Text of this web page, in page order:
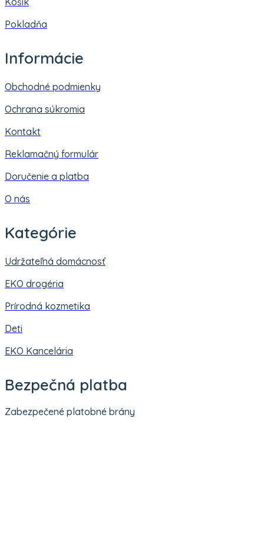
Pokladňa
Informácie
Obchodné podmienky
Ochrana súkromia
Kontakt
Reklamačný formulár
Doručenie a platba
O nás
Kategórie
Udržateľná domácnosť
EKO drogéria
Prírodná kozmetika
Deti
EKO Kancelária
Bezpečná platba
Zabezpečené platobné brány